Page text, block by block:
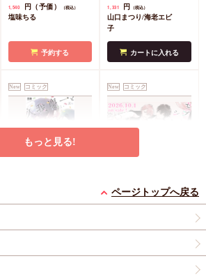
典漫画ペーパー
1,540 円（予価） （税込）
塩味ちる
予約する
漫画＆SS12P小冊子
ミコミ特典漫画＆SS
リーフレット 店舗共
通特典マンガカード
1,331 円 （税込）
山口まつり/海老エビ
子
カートに入れる
New コミック
【有償特典・小冊子】
と高嶺の夫』12P小冊
ーフレット 店舗共通
New コミック
セブンティーンシロッ
プス（2）【有償特
ルスタンド】
ィーンシロップス
クリルスタンド コミ
もっと見る!
ページトップへ戻る